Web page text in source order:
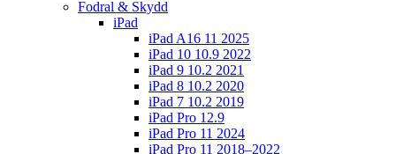
Fodral & Skydd
iPad
iPad A16 11 2025
iPad 10 10.9 2022
iPad 9 10.2 2021
iPad 8 10.2 2020
iPad 7 10.2 2019
iPad Pro 12.9
iPad Pro 11 2024
iPad Pro 11 2018–2022